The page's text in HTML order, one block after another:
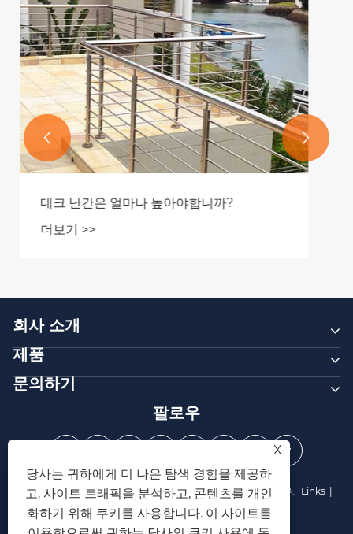
스테인레스 스틸 난간이 귀하의 재산에 가장
 
회사 소개
제품
문의하기
팔로우
저작권 © 2025 Zhejiang Vionta Metal Co.,Ltd. 모든 권리 보유. Links
Sitemap
| XML 개인 정보 보호 정책
X
당사는 귀하에게 더 나은 탐색 경험을 제공하
고, 사이트 트래픽을 분석하고, 콘텐츠를 개인
화하기 위해 쿠키를 사용합니다. 이 사이트를